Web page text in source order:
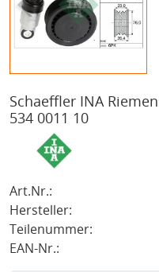
Schaeffler INA
534 0011 10
Art.Nr.:
Hersteller:
Teilenummer:
EAN-Nr.: